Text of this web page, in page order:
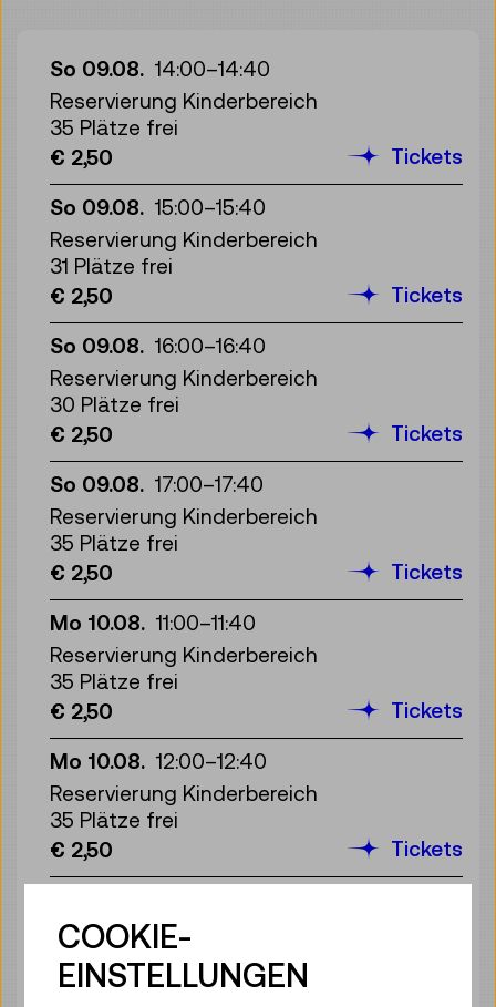
So 09.08. 14:00–14:40
Reservierung Kinderbereich
35 Plätze frei
€ 2,50
Tickets
So 09.08. 15:00–15:40
Reservierung Kinderbereich
31 Plätze frei
€ 2,50
Tickets
So 09.08. 16:00–16:40
Reservierung Kinderbereich
30 Plätze frei
€ 2,50
Tickets
So 09.08. 17:00–17:40
Reservierung Kinderbereich
35 Plätze frei
€ 2,50
Tickets
Mo 10.08. 11:00–11:40
Reservierung Kinderbereich
35 Plätze frei
€ 2,50
Tickets
Mo 10.08. 12:00–12:40
Reservierung Kinderbereich
35 Plätze frei
€ 2,50
Tickets
Reservierung Kinderbereich
35 Plätze frei
€ 2,50
COOKIE-
EINSTELLUNGEN